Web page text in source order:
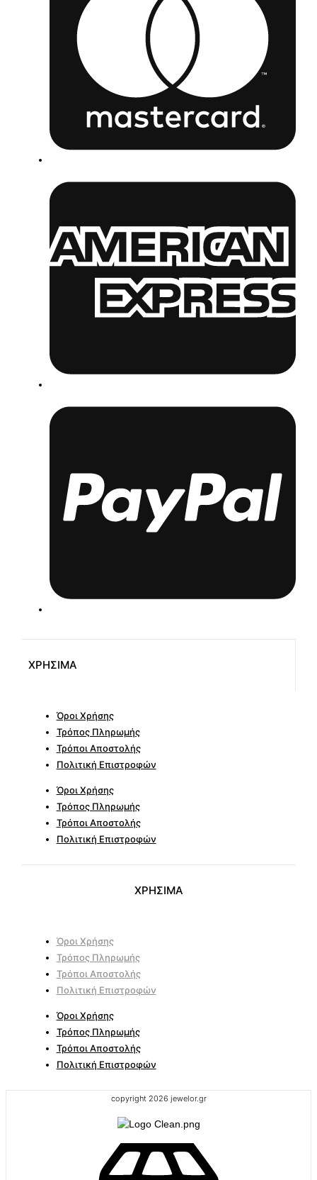
ΧΡΗΣΙΜΑ
Όροι Χρήσης
Τρόπος Πληρωμής
Τρόποι Αποστολής
Πολιτική Επιστροφών
Όροι Χρήσης
Τρόπος Πληρωμής
Τρόποι Αποστολής
Πολιτική Επιστροφών
ΧΡΗΣΙΜΑ
Όροι Χρήσης
Τρόπος Πληρωμής
Τρόποι Αποστολής
Πολιτική Επιστροφών
Όροι Χρήσης
Τρόπος Πληρωμής
Τρόποι Αποστολής
Πολιτική Επιστροφών
copyright 2026 jewelor.gr